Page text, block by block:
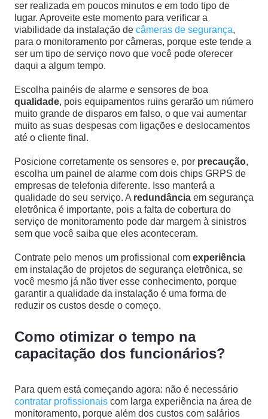
ser realizada em poucos minutos e em todo tipo de
lugar. Aproveite este momento para verificar a
viabilidade da instalação de câmeras de segurança,
para o monitoramento por câmeras, porque este tende a
ser um tipo de serviço novo que você pode oferecer
daqui a algum tempo.
Escolha painéis de alarme e sensores de boa
qualidade, pois equipamentos ruins gerarão um número
muito grande de disparos em falso, o que vai aumentar
muito as suas despesas com ligações e deslocamentos
até o cliente final.
Posicione corretamente os sensores e, por precaução,
escolha um painel de alarme com dois chips GRPS de
empresas de telefonia diferente. Isso manterá a
qualidade do seu serviço. A redundância em segurança
eletrônica é importante, pois a falta de cobertura do
serviço de monitoramento pode dar margem à sinistros
sem que você saiba que eles aconteceram.
Contrate pelo menos um profissional com experiência
em instalação de projetos de segurança eletrônica, se
você mesmo já não tiver esse conhecimento, porque
garantir a qualidade da instalação é uma forma de
reduzir os custos desde o começo.
Como otimizar o tempo na
capacitação dos funcionários?
Para quem está começando agora: não é necessário
contratar profissionais com larga experiência na área de
monitoramento, porque além dos custos com salários